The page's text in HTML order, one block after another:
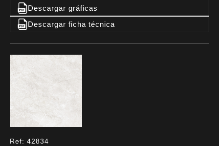
Descargar gráficas
Descargar ficha técnica
Ref: 42834